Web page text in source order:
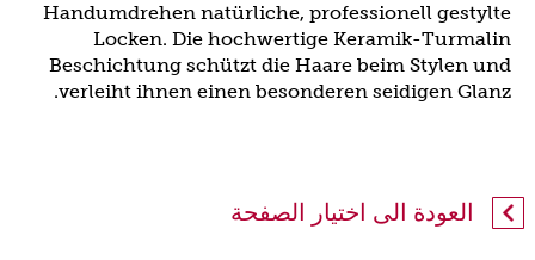
Handumdrehen natürliche, professionell gestylte
Locken. Die hochwertige Keramik-Turmalin
Beschichtung schützt die Haare beim Stylen und
verleiht ihnen einen besonderen seidigen Glanz.
العودة الى اختيار الصفحة